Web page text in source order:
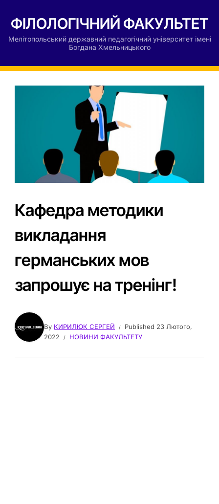
ФІЛОЛОГІЧНИЙ ФАКУЛЬТЕТ
Мелітопольський державний педагогічний університет імені
Богдана Хмельницького
Кафедра методики
викладання
германських мов
запрошує на тренінг!
By КИРИЛЮК СЕРГЕЙ Published 23 Лютого,
2022
НОВИНИ ФАКУЛЬТЕТУ